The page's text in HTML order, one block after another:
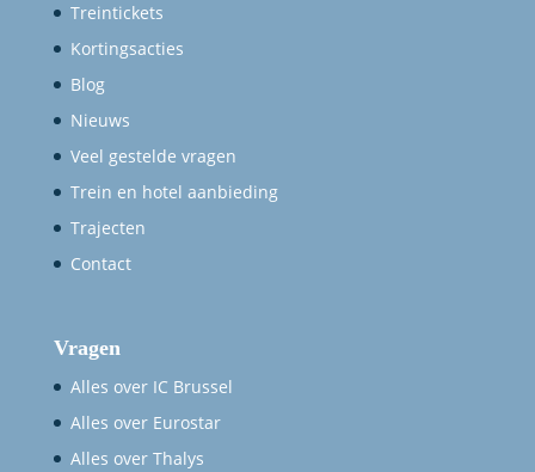
Treintickets
Kortingsacties
Blog
Nieuws
Veel gestelde vragen
Trein en hotel aanbieding
Trajecten
Contact
Vragen
Alles over IC Brussel
Alles over Eurostar
Alles over Thalys